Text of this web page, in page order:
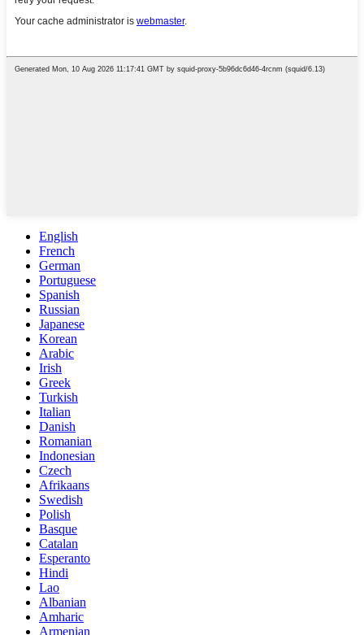
English
French
German
Portuguese
Spanish
Russian
Japanese
Korean
Arabic
Irish
Greek
Turkish
Italian
Danish
Romanian
Indonesian
Czech
Afrikaans
Swedish
Polish
Basque
Catalan
Esperanto
Hindi
Lao
Albanian
Amharic
Armenian